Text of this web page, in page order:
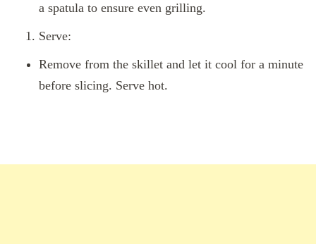
a spatula to ensure even grilling.
Serve:
Remove from the skillet and let it cool for a minute
before slicing. Serve hot.